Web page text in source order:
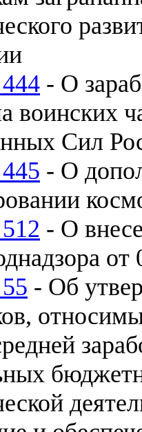
- О
воинских
Сил
- О
- О
- Об